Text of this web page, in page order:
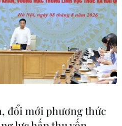
đổi mới phương thức